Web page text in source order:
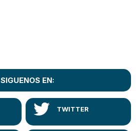
SIGUENOS EN: